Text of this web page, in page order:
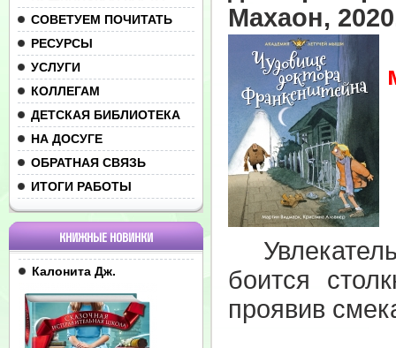
СОВЕТУЕМ ПОЧИТАТЬ
РЕСУРСЫ
УСЛУГИ
КОЛЛЕГАМ
ДЕТСКАЯ БИБЛИОТЕКА
НА ДОСУГЕ
ОБРАТНАЯ СВЯЗЬ
ИТОГИ РАБОТЫ
КНИЖНЫЕ НОВИНКИ
Калонита Дж.
Махаон,
боится
проявив